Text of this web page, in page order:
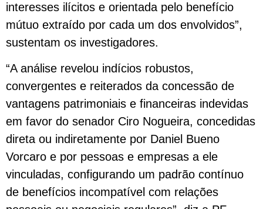
interesses ilícitos e orientada pelo benefício
mútuo extraído por cada um dos envolvidos”,
sustentam os investigadores.
“A análise revelou indícios robustos,
convergentes e reiterados da concessão de
vantagens patrimoniais e financeiras indevidas
em favor do senador Ciro Nogueira, concedidas
direta ou indiretamente por Daniel Bueno
Vorcaro e por pessoas e empresas a ele
vinculadas, configurando um padrão contínuo
de benefícios incompatível com relações